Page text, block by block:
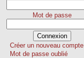
Mot de passe
Créer un nouveau compte
Mot de passe oublié